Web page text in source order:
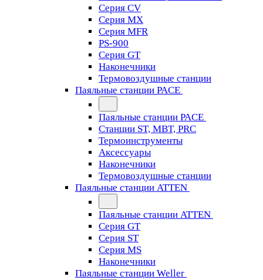
Серия CV
Серия MX
Серия MFR
PS-900
Серия GT
Наконечники
Термовоздушные станции
Паяльные станции PACE
Паяльные станции PACE
Станции ST, MBT, PRC
Термоинструменты
Аксессуары
Наконечники
Термовоздушные станции
Паяльные станции ATTEN
Паяльные станции ATTEN
Серия GT
Серия ST
Серия MS
Наконечники
Паяльные станции Weller